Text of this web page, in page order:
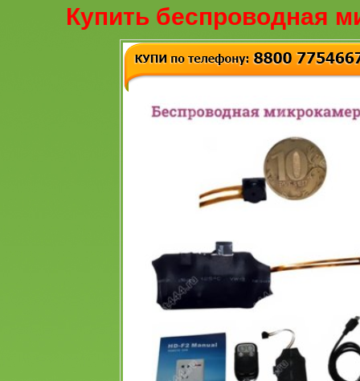
Купить беспроводная